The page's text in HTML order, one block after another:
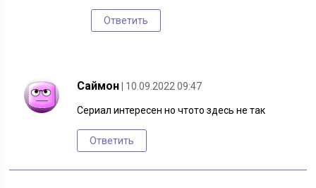
Ответить
Саймон | 10.09.2022 09:47
Сериал интересен но чтото здесь не так
Ответить